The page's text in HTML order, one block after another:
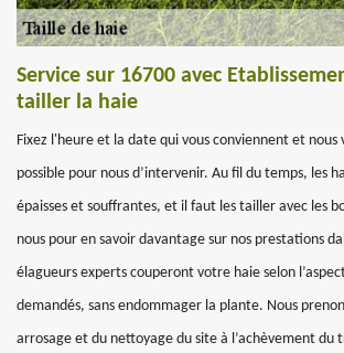
Service sur 16700 avec
tailler la haie
Fixez l'heure et la date qui vous conviennent et nous
possible pour nous d’intervenir. Au fil du temps, les
épaisses et souffrantes, et il faut les tailler avec les
nous pour en savoir davantage sur nos prestations
élagueurs experts couperont votre haie selon
demandés, sans endommager la plante. Nous
arrosage et du nettoyage du site à l’achèvement du